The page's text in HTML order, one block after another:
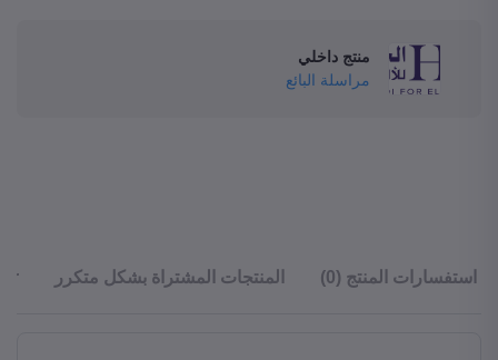
منتج داخلي
مراسلة البائع
استفسارات المنتج (0) المنتجات المشتراة بشكل متكرر